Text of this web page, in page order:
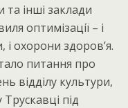
та інші заклади
оптимізації – і
і охорони здоров’я.
питання про
відділу культури,
під